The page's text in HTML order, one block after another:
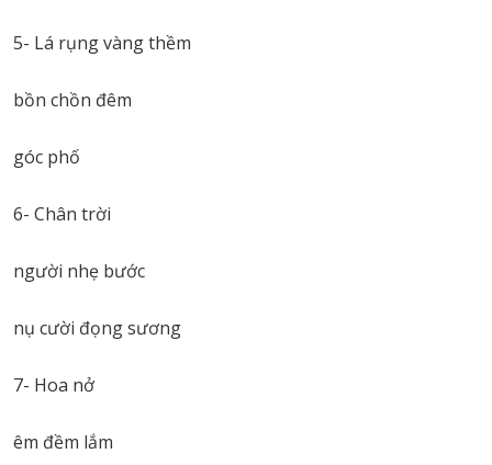
5- Lá rụng vàng thềm
bồn chồn đêm
góc phố
6- Chân trời
người nhẹ bước
nụ cười đọng sương
7- Hoa nở
êm đềm lắm